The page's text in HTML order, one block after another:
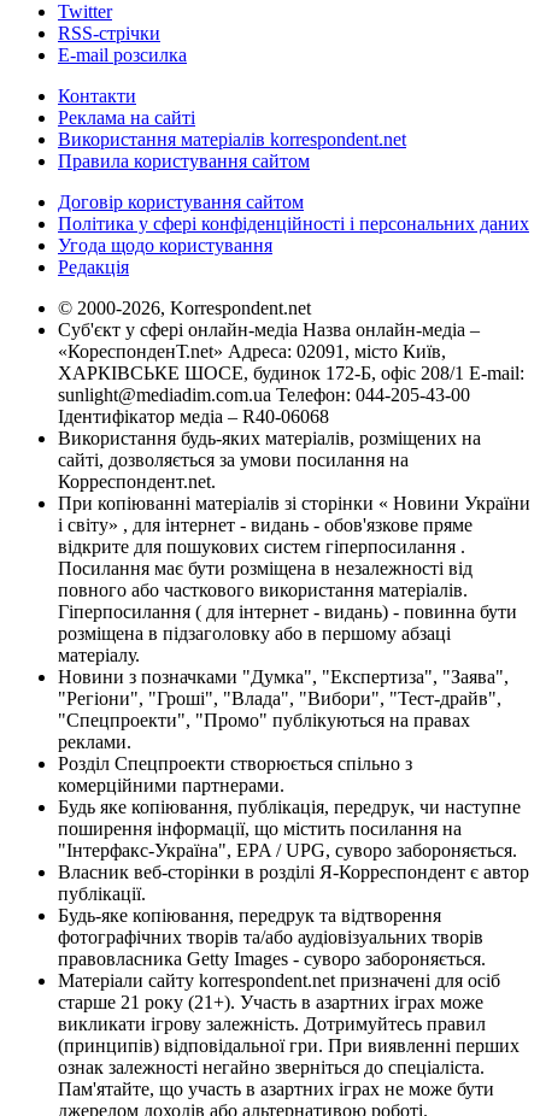
Twitter
RSS-стрічки
E-mail розсилка
Контакти
Реклама на сайті
Використання матеріалів korrespondent.net
Правила користування сайтом
Договір користування сайтом
Політика у сфері конфіденційності і персональних даних
Угода щодо користування
Редакція
© 2000-2026, Korrespondent.net
Суб'єкт у сфері онлайн-медіа Назва онлайн-медіа –
«КореспонденТ.net» Адреса: 02091, місто Київ,
ХАРКІВСЬКЕ ШОСЕ, будинок 172-Б, офіс 208/1 E-mail:
sunlight@mediadim.com.ua Телефон: 044-205-43-00
Ідентифікатор медіа – R40-06068
Використання будь-яких матеріалів, розміщених на
сайті, дозволяється за умови посилання на
Корреспондент.net.
При копіюванні матеріалів зі сторінки « Новини України
і світу» , для інтернет - видань - обов'язкове пряме
відкрите для пошукових систем гіперпосилання .
Посилання має бути розміщена в незалежності від
повного або часткового використання матеріалів.
Гіперпосилання ( для інтернет - видань) - повинна бути
розміщена в підзаголовку або в першому абзаці
матеріалу.
Новини з позначками "Думка", "Експертиза", "Заява",
"Регіони", "Гроші", "Влада", "Вибори", "Тест-драйв",
"Спецпроекти", "Промо" публікуються на правах
реклами.
Розділ Спецпроекти створюється спільно з
комерційними партнерами.
Будь яке копіювання, публікація, передрук, чи наступне
поширення інформації, що містить посилання на
"Інтерфакс-Україна", EPA / UPG, суворо забороняється.
Власник веб-сторінки в розділі Я-Корреспондент є автор
публікації.
Будь-яке копіювання, передрук та відтворення
фотографічних творів та/або аудіовізуальних творів
правовласника Getty Images - суворо забороняється.
Матеріали сайту korrespondent.net призначені для осіб
старше 21 року (21+). Участь в азартних іграх може
викликати ігрову залежність. Дотримуйтесь правил
(принципів) відповідальної гри. При виявленні перших
ознак залежності негайно зверніться до спеціаліста.
Пам'ятайте, що участь в азартних іграх не може бути
джерелом доходів або альтернативою роботі.